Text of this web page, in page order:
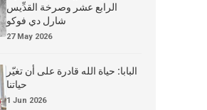
الرابع عشر وصرخة القدِّيس
شارل دي فوكو
27 May 2026
البابا: حياة الله قادرة على أن تغيّر
حياتنا
1 Jun 2026